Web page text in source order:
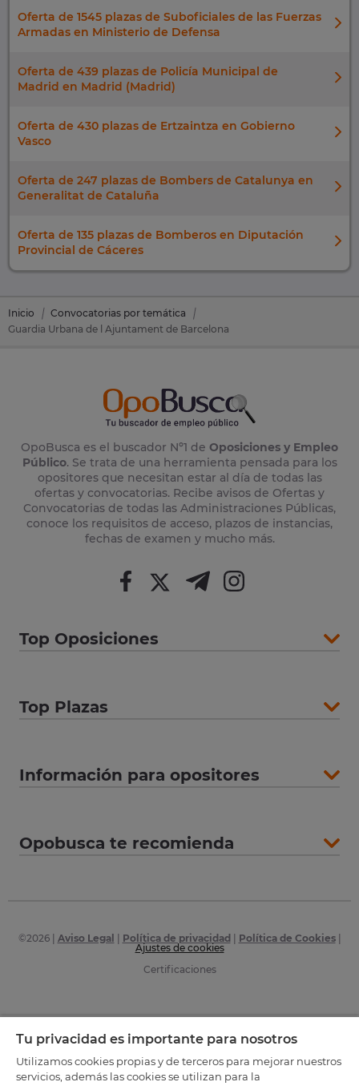
Oferta de 1545 plazas de Suboficiales de las Fuerzas
Armadas en Ministerio de Defensa
Oferta de 439 plazas de Policía Municipal de
Madrid en Madrid (Madrid)
Oferta de 430 plazas de Ertzaintza en Gobierno
Vasco
Oferta de 247 plazas de Bombers de Catalunya en
Generalitat de Cataluña
Oferta de 135 plazas de Bomberos en Diputación
Provincial de Cáceres
Inicio
Convocatorias por temática
Guardia Urbana de l Ajuntament de Barcelona
OpoBusca es el buscador Nº1 de Oposiciones y Empleo
Público. Se trata de una herramienta pensada para los
opositores que necesitan estar al día de todas las
ofertas y convocatorias. Recibe avisos de Ofertas y
Convocatorias de todas las Administraciones Públicas,
conoce los requisitos de acceso, plazos de instancias,
fechas de examen y mucho más.
Top Oposiciones
Top Plazas
Información para opositores
Opobusca te recomienda
©2026| Aviso Legal Política de privacidad Política de Cookies|
Ajustes de cookies
Certificaciones
Tu privacidad es importante para nosotros
Utilizamos cookies propias y de terceros para mejorar nuestros
servicios, además las cookies se utilizan para la